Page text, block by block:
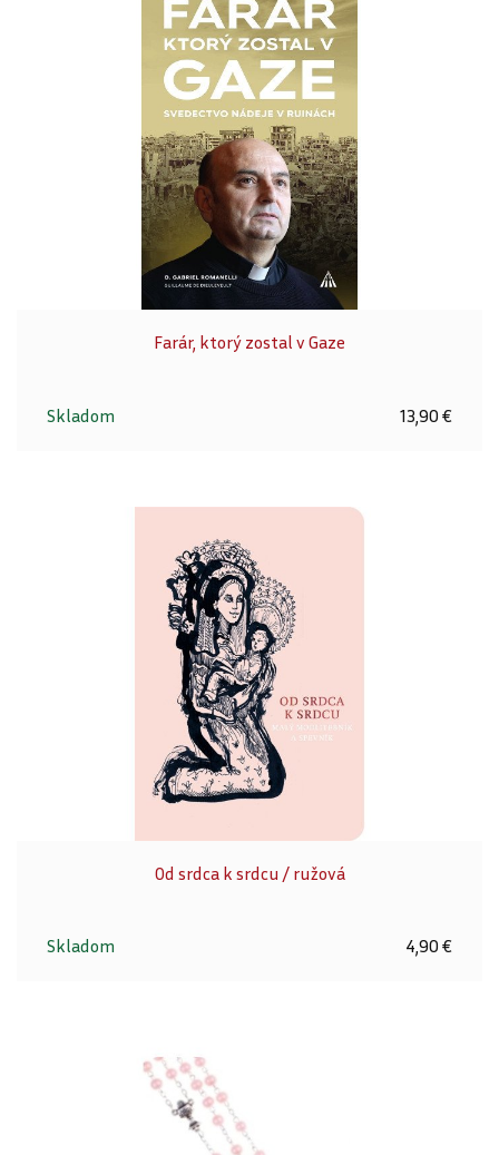
Farár, ktorý zostal v Gaze
Skladom 13,90 €
Od srdca k srdcu / ružová
Skladom 4,90 €